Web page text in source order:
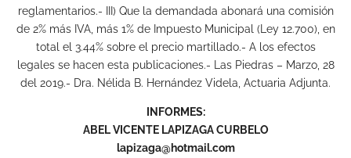
reglamentarios.- III) Que la demandada abonará una comisión
de 2% más IVA, más 1% de Impuesto Municipal (Ley 12.700), en
total el 3.44% sobre el precio martillado.- A los efectos
legales se hacen esta publicaciones.- Las Piedras – Marzo, 28
del 2019.- Dra. Nélida B. Hernández Videla, Actuaria Adjunta.
INFORMES:
ABEL VICENTE LAPIZAGA CURBELO
lapizaga@hotmail.com